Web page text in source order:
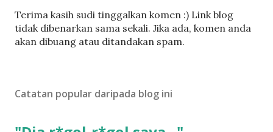
C
a
t
l
Terima kasih sudi tinggalkan komen :) Link blog
tidak dibenarkan sama sekali. Jika ada, komen anda
akan dibuang atau ditandakan spam.
Catatan popular daripada blog ini